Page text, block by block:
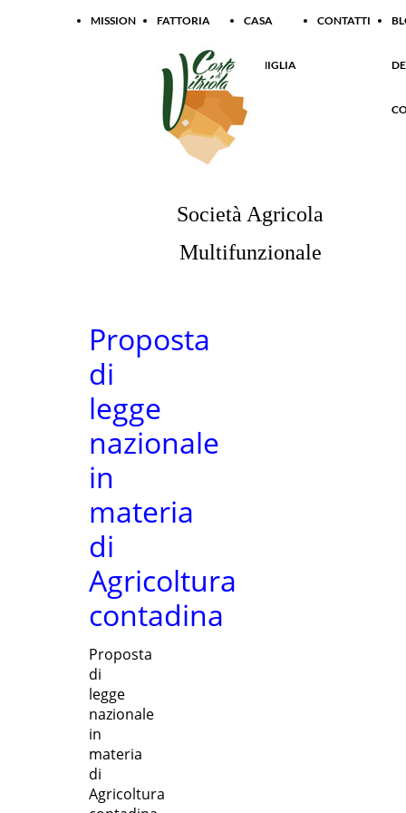
MISSION FATTORIA
SOCIALE
CONTADINA
CASA
FAMIGLIA
CONTATTI
Società Agricola
Multifunzionale
Proposta
di
legge
nazionale
in
materia
di
Agricoltura
contadina
Proposta
di
legge
nazionale
in
materia
di
Agricoltura